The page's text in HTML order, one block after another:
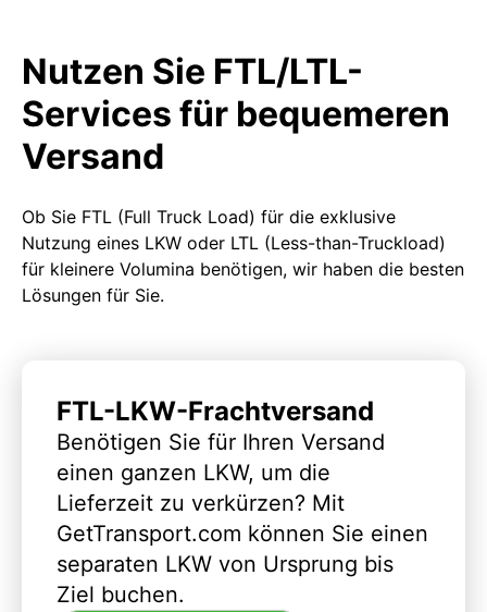
Nutzen Sie FTL/LTL-
Services für bequemeren
Versand
Ob Sie FTL (Full Truck Load) für die exklusive
Nutzung eines LKW oder LTL (Less-than-Truckload)
für kleinere Volumina benötigen, wir haben die besten
Lösungen für Sie.
FTL-LKW-Frachtversand
Benötigen Sie für Ihren Versand
einen ganzen LKW, um die
Lieferzeit zu verkürzen? Mit
GetTransport.com können Sie einen
separaten LKW von Ursprung bis
Ziel buchen.